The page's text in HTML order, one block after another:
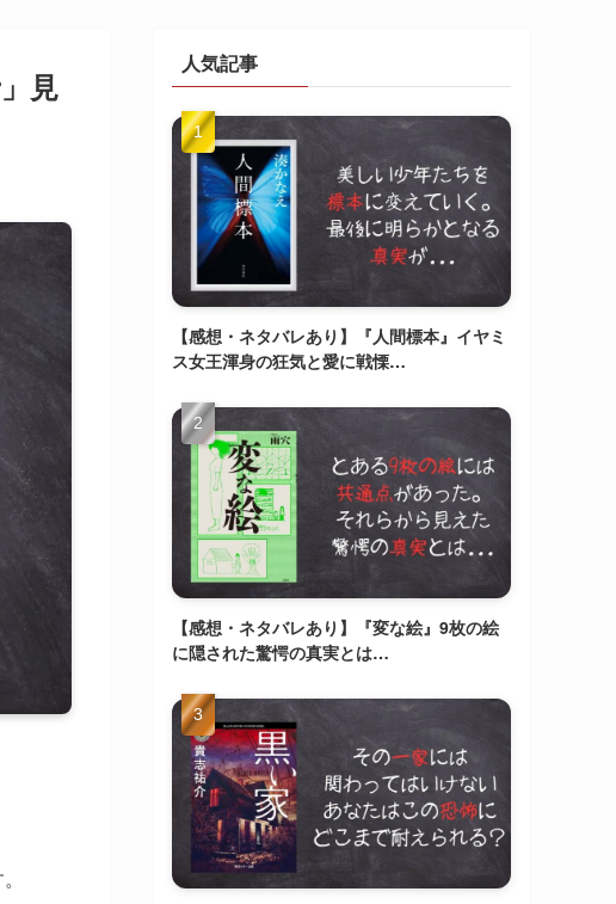
見
人気記事
【感想・ネタバレあり】『人間標本』イヤミ
ス女王渾身の狂気と愛に戦慄…
【感想・ネタバレあり】『変な絵』9枚の絵
に隠された驚愕の真実とは…